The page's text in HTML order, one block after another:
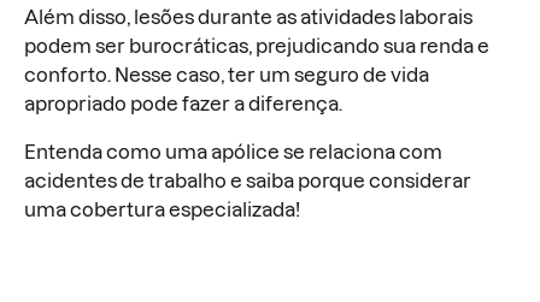
Além disso, lesões durante as atividades laborais
podem ser burocráticas, prejudicando sua renda e
conforto. Nesse caso, ter um seguro de vida
apropriado pode fazer a diferença.
Entenda como uma apólice se relaciona com
acidentes de trabalho e saiba porque considerar
uma cobertura especializada!